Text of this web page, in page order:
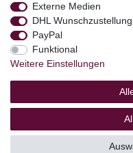
Vertrag
Externe Medien
DHL Wunschzustellung
PayPal
Funktional
Weitere Einstellungen